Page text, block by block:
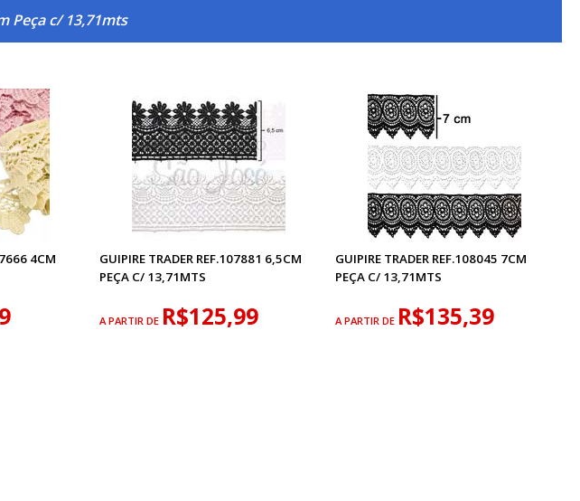
Peça c/ 13,71mts
4CM
GUIPIRE TRADER REF.107881 6,5CM
PEÇA C/ 13,71MTS
A PARTIR DE R$125,99
GUIPIRE TRADER REF.108045 7CM
PEÇA C/ 13,71MTS
A PARTIR DE R$135,39